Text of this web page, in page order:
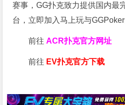
赛事，GG扑克致力提供国内最
台，立即加入马上玩与
前往ACR扑克官方网址
前往 EV扑克官方下载